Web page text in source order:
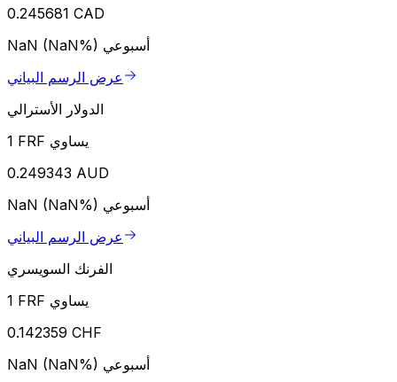
0.245681 CAD
NaN (NaN%) أسبوعي
عرض الرسم البياني
الدولار الأسترالي
1 FRF يساوي
0.249343 AUD
NaN (NaN%) أسبوعي
عرض الرسم البياني
الفرنك السويسري
1 FRF يساوي
0.142359 CHF
NaN (NaN%) أسبوعي